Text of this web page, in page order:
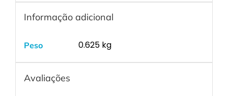
Informação adicional
Peso 0.625 kg
Avaliações